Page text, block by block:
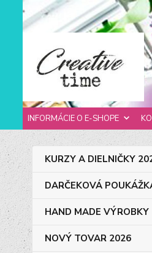
INFORMÁCIE O E-SHOPE
KURZY A DIELNIČKY
DARČEKOVÁ
HAND MADE VÝROBKY
NOVÝ TOVAR 2026